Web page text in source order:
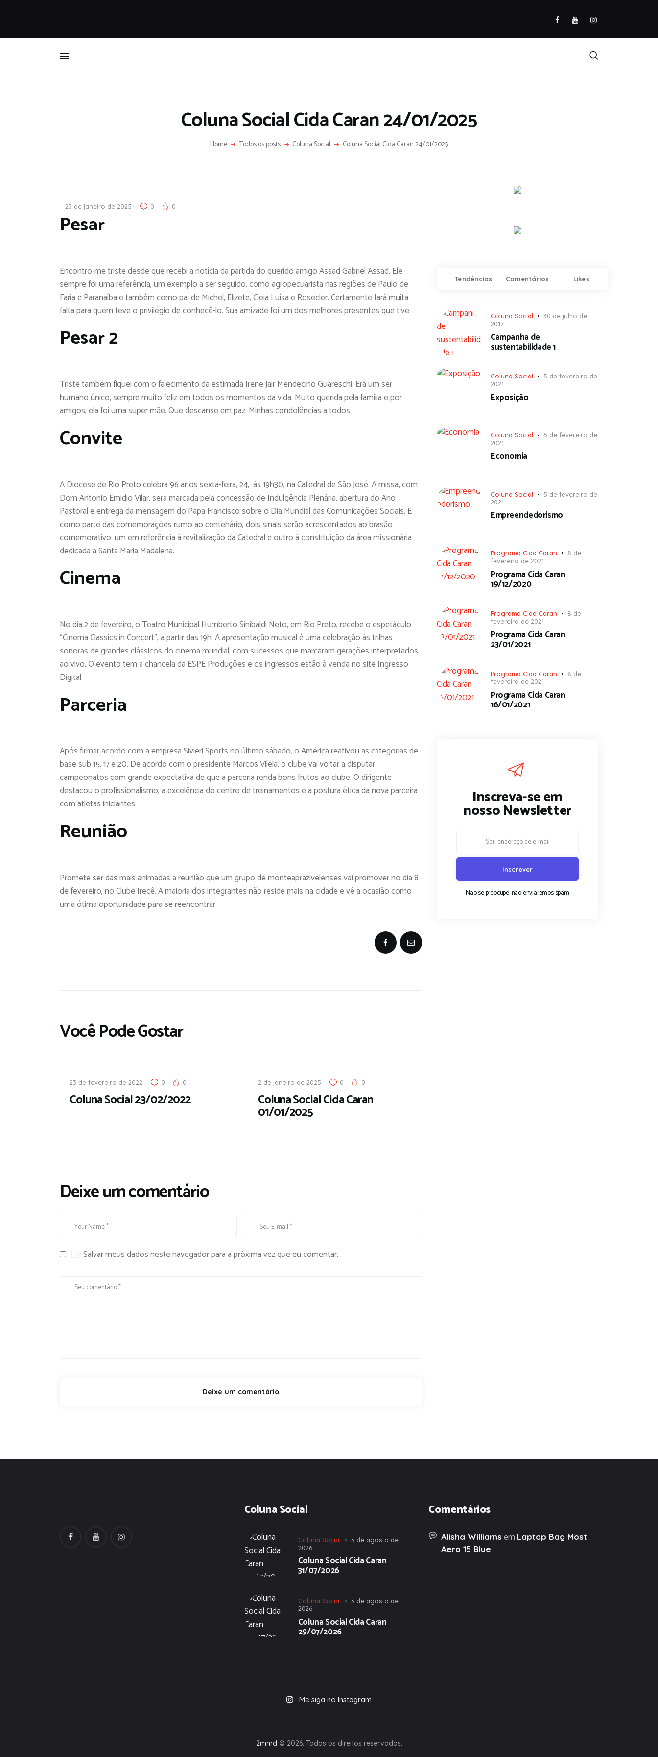
Coluna Social Cida Caran 24/01/2025
Home Todos os posts Coluna Social Coluna Social Cida Caran 24/01/2025
23 de janeiro de 2025 0 0
Pesar
Encontro-me triste desde que recebi a notícia da partida do querido amigo Assad Gabriel Assad. Ele
sempre foi uma referência, um exemplo a ser seguido, como agropecuarista nas regiões de Paulo de
Faria e Paranaíba e também como pai de Michel, Elizete, Cleia Luísa e Rosecler. Certamente fará muita
falta para quem teve o privilégio de conhecê-lo. Sua amizade foi um dos melhores presentes que tive.
Pesar 2
Triste também fiquei com o falecimento da estimada Irene Jair Mendecino Guareschi. Era um ser
humano único, sempre muito feliz em todos os momentos da vida. Muito querida pela família e por
amigos, ela foi uma super mãe. Que descanse em paz. Minhas condolências a todos.
Convite
A Diocese de Rio Preto celebra 96 anos sexta-feira, 24, às 19h30, na Catedral de São José. A missa, com
Dom Antonio Emidio Vilar, será marcada pela concessão de Indulgência Plenária, abertura do Ano
Pastoral e entrega da mensagem do Papa Francisco sobre o Dia Mundial das Comunicações Sociais. E
como parte das comemorações rumo ao centenário, dois sinais serão acrescentados ao brasão
comemorativo: um em referência à revitalização da Catedral e outro à constituição da área missionária
dedicada a Santa Maria Madalena.
Cinema
No dia 2 de fevereiro, o Teatro Municipal Humberto Sinibaldi Neto, em Rio Preto, recebe o espetáculo
“Cinema Classics in Concert”, a partir das 19h. A apresentação musical é uma celebração às trilhas
sonoras de grandes clássicos do cinema mundial, com sucessos que marcaram gerações interpretados
ao vivo. O evento tem a chancela da ESPE Produções e os ingressos estão à venda no site Ingresso
Digital.
Parceria
Após firmar acordo com a empresa Sivieri Sports no último sábado, o América reativou as categorias de
base sub 15, 17 e 20. De acordo com o presidente Marcos Vilela, o clube vai voltar a disputar
campeonatos com grande expectativa de que a parceria renda bons frutos ao clube. O dirigente
destacou o profissionalismo, a excelência do centro de treinamentos e a postura ética da nova parceira
com atletas iniciantes.
Reunião
Promete ser das mais animadas a reunião que um grupo de monteaprazivelenses vai promover no dia 8
de fevereiro, no Clube Irecê. A maioria dos integrantes não reside mais na cidade e vê a ocasião como
uma ótima oportunidade para se reencontrar.
Você Pode Gostar
23 de fevereiro de 2022 0 0
Coluna Social 23/02/2022
2 de janeiro de 2025 0 0
Coluna Social Cida Caran
01/01/2025
Deixe um comentário
Salvar meus dados neste navegador para a próxima vez que eu comentar.
Tendências Comentários Likes
Coluna Social
30 de julho de
2017
Campanha de
sustentabilidade 1
Coluna Social
5 de fevereiro de
2021
Exposição
Coluna Social
5 de fevereiro de
2021
Economia
Coluna Social
5 de fevereiro de
2021
Empreendedorismo
Programa Cida Caran
8 de
fevereiro de 2021
Programa Cida Caran
19/12/2020
Programa Cida Caran
8 de
fevereiro de 2021
Programa Cida Caran
23/01/2021
Programa Cida Caran
8 de
fevereiro de 2021
Programa Cida Caran
16/01/2021
Inscreva-se em
nosso Newsletter
Não se preocupe, não enviaremos spam
Coluna Social
Coluna Social
3 de agosto de
2026
Coluna Social Cida Caran
31/07/2026
Coluna Social
3 de agosto de
2026
Coluna Social Cida Caran
29/07/2026
Comentários
Alisha Williams em Laptop Bag Most
Aero 15 Blue
Me siga no Instagram
2mmd © 2026. Todos os direitos reservados.